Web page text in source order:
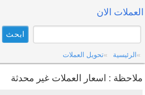
العملات الان
الرئيسية تحويل العملات
ملاحظة : اسعار العملات غير محدثة